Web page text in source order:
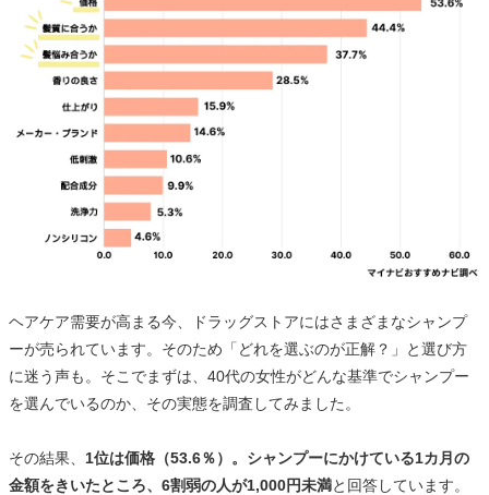
ヘアケア需要が高まる今、ドラッグストアにはさまざまなシャンプ
ーが売られています。そのため「どれを選ぶのが正解？」と選び方
に迷う声も。そこでまずは、40代の女性がどんな基準でシャンプー
を選んでいるのか、その実態を調査してみました。
その結果、 1位は価格（53.6％）。シャンプーにかけている1カ月の
金額をきいたところ、6割弱の人が1,000円未満と回答しています。